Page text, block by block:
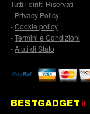
Tutti i diritti Riservati
- Privacy Policy
-Cookie policy
-Termini e Condizioni
-Aiuti di Stato
BESTGADGET.it